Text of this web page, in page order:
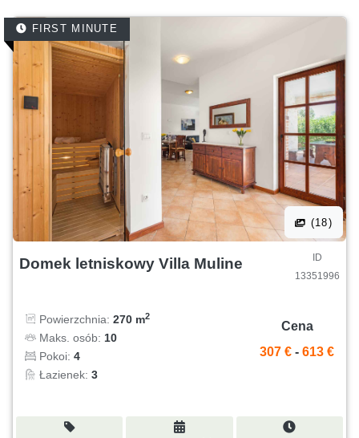
nożnej i małym placem zabaw dla dzieci.
FIRST MINUTE
(18)
Domek letniskowy Villa Muline
ID
13351996
Powierzchnia: 270 m2
Maks. osób: 10
Pokoi: 4
Łazienek: 3
Cena
307 € - 613 €